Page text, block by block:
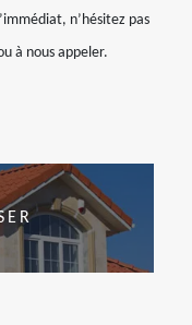
n’hésitez pas
à nous appeler.